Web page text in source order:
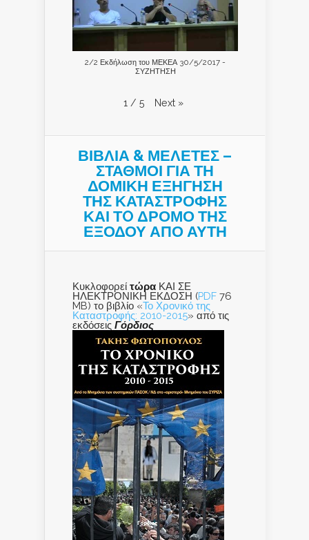
2/2 Εκδήλωση του ΜΕΚΕΑ 30/5/2017 -
ΣΥΖΗΤΗΣΗ
1 / 5 Next »
ΒΙΒΛΙΑ & ΜΕΛΕΤΕΣ –
ΣΤΑΘΜΟΙ ΓΙΑ ΤΗ
ΔΟΜΙΚΗ ΕΞΗΓΗΣΗ
ΤΗΣ ΚΑΤΑΣΤΡΟΦΗΣ
ΚΑΙ ΤO ΔΡΟΜΟ ΤΗΣ
ΕΞΟΔΟΥ ΑΠΟ ΑΥΤΗ
Κυκλοφορεί τώρα ΚΑΙ ΣΕ
ΗΛΕΚΤΡΟΝΙΚΗ ΕΚΔΟΣΗ (PDF 76
MB) το βιβλίο «Το Χρονικό της
Καταστροφής: 2010-2015» από τις
εκδόσεις Γόρδιος